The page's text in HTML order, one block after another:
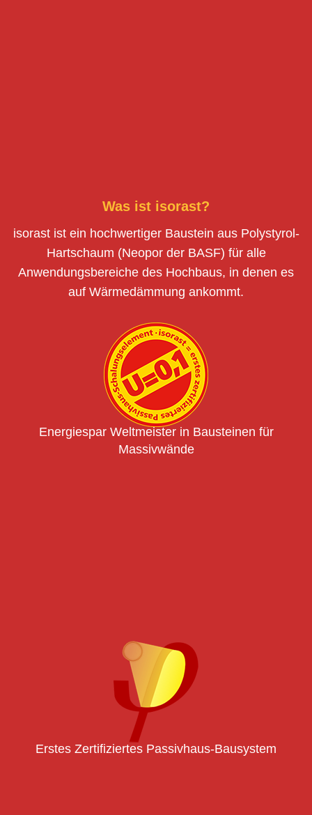
Was ist isorast?
isorast ist ein hochwertiger Baustein aus Polystyrol-
Hartschaum (Neopor der BASF) für alle
Anwendungsbereiche des Hochbaus, in denen es
auf Wärmedämmung ankommt.
Energiespar Weltmeister in Bausteinen für
Massivwände
Erstes Zertifiziertes Passivhaus-Bausystem